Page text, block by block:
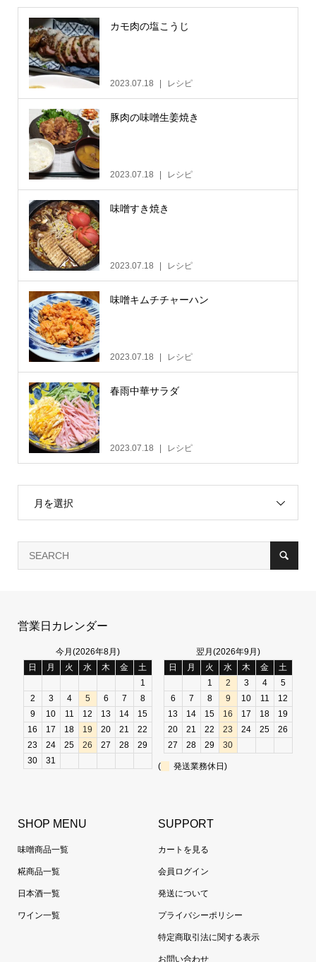
カモ肉の塩こうじ
2023.07.18 レシピ
豚肉の味噌生姜焼き
2023.07.18 レシピ
味噌すき焼き
2023.07.18 レシピ
味噌キムチチャーハン
2023.07.18 レシピ
春雨中華サラダ
2023.07.18 レシピ
月を選択
営業日カレンダー
今月(2026年8月)
日
月 火 水 木 金
土
1
2
3 4 5 6 7
8
9
10 11 12 13 14
15
16
17 18 19 20 21
22
23
24 25 26 27 28
29
30
31
翌月(2026年9月)
日
月 火 水 木 金
土
1
2 3 4
5
6
7 8 9 10 11
12
13
14 15 16 17 18
19
20
21 22 23 24 25
26
27
28 29 30
( 発送業務休日)
SHOP MENU
味噌商品一覧
糀商品一覧
日本酒一覧
ワイン一覧
SUPPORT
カートを見る
会員ログイン
発送について
プライバシーポリシー
特定商取引法に関する表示
お問い合わせ